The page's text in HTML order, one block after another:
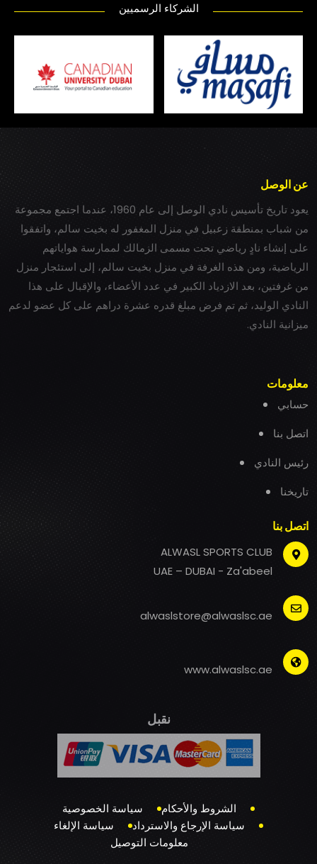
الشركاء الرسميين
عن الوصل
يعود تاريخ تأسيس نادي الوصل إلى عام 1960، عندما اجتمع مجموعة
من شباب بمنطقة زعبيل في منزل المغفور له بخيت سالم، واتفقوا
على إنشاء نادٍ رياضي تحت مسمى الزمالك لممارسة هواياتهم
الرياضية، ومن هذه الغرفة في منزل بخيت سالم، إلى استئجار منزل
من غرفتين، بعد الازدياد الكبير في عدد الأعضاء، والإقبال على هذا
النادي الوليد، ثم تم فرض مبلغ قدره عشرة دراهم على كل عضو لدعم
ميزانية النادي.
معلومات
حسابي
اتصل بنا
رئيس النادي
تاريخنا
اتصل بنا
ALWASL SPORTS CLUB
UAE – DUBAI - Za'abeel
alwaslstore@alwaslsc.ae
www.alwaslsc.ae
نقبل
الشروط والأحكام
سياسة الخصوصية
سياسة الإرجاع والاسترداد
سياسة الإلغاء
معلومات التوصيل